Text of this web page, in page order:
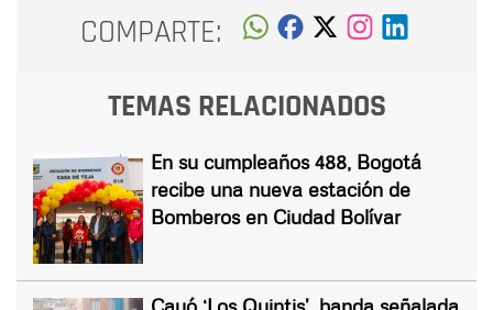
COMPARTE:
TEMAS RELACIONADOS
En su cumpleaños 488, Bogotá
recibe una nueva estación de
Bomberos en Ciudad Bolívar